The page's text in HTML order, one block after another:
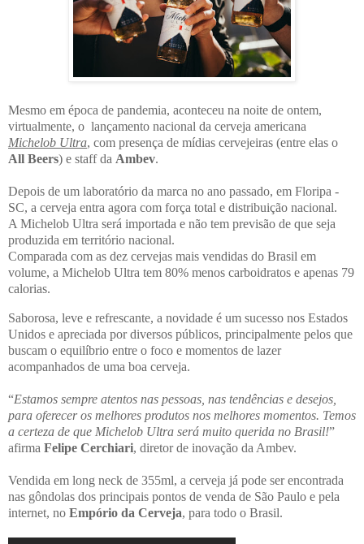
Mesmo em época de pandemia, aconteceu na noite de ontem,
virtualmente, o lançamento nacional da cerveja americana
Michelob Ultra, com presença de mídias cervejeiras (entre elas o
All Beers) e staff da Ambev.
Depois de um laboratório da marca no ano passado, em Floripa -
SC, a cerveja entra agora com força total e distribuição nacional.
A Michelob Ultra será importada e não tem previsão de que seja
produzida em território nacional.
Comparada com as dez cervejas mais vendidas do Brasil em
volume, a Michelob Ultra tem 80% menos carboidratos e apenas 79
calorias.
Saborosa, leve e refrescante, a novidade é um sucesso nos Estados
Unidos e apreciada por diversos públicos, principalmente pelos que
buscam o equilíbrio entre o foco e momentos de lazer
acompanhados de uma boa cerveja.
“Estamos sempre atentos nas pessoas, nas tendências e desejos,
para oferecer os melhores produtos nos melhores momentos. Temos
a certeza de que Michelob Ultra será muito querida no Brasil!”
afirma Felipe Cerchiari, diretor de inovação da Ambev.
Vendida em long neck de 355ml, a cerveja já pode ser encontrada
nas gôndolas dos principais pontos de venda de São Paulo e pela
internet, no Empório da Cerveja, para todo o Brasil.